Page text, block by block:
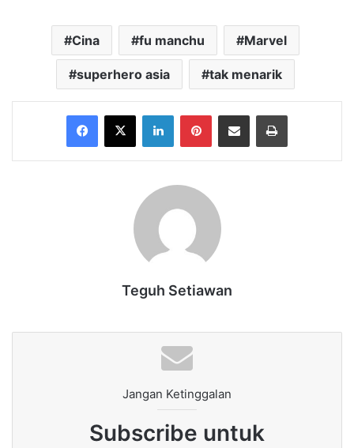
Cina fu manchu Marvel
superhero asia tak menarik
Facebook
X LinkedInPinterestShare via Email Print
Teguh Setiawan
Jangan Ketinggalan
Subscribe untuk